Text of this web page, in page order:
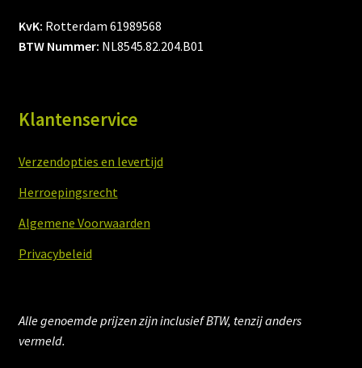
KvK: Rotterdam 61989568
BTW Nummer: NL8545.82.204.B01
Klantenservice
Verzendopties en levertijd
Herroepingsrecht
Algemene Voorwaarden
Privacybeleid
Alle genoemde prijzen zijn inclusief BTW, tenzij anders
vermeld.